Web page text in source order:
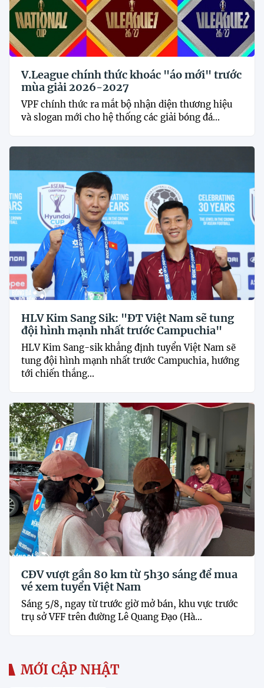
V.League chính thức khoác "áo mới" trước
mùa giải 2026-2027
VPF chính thức ra mắt bộ nhận diện thương hiệu
và slogan mới cho hệ thống các giải bóng đá...
HLV Kim Sang Sik: "ĐT Việt Nam sẽ tung
đội hình mạnh nhất trước Campuchia"
HLV Kim Sang-sik khẳng định tuyển Việt Nam sẽ
tung đội hình mạnh nhất trước Campuchia, hướng
tới chiến thắng...
CĐV vượt gần 80 km từ 5h30 sáng để mua
vé xem tuyển Việt Nam
Sáng 5/8, ngay từ trước giờ mở bán, khu vực trước
trụ sở VFF trên đường Lê Quang Đạo (Hà...
MỚI CẬP NHẬT